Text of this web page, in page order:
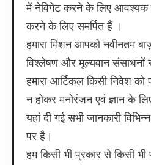
में नेविगेट करने के लिए आवश्यक
करने के लिए समर्पित हैं ।
हमारा मिशन आपको नवीनतम
विश्लेषण और मूल्यवान संसाधनों
हमारा आर्टिकल किसी निवेश को
न होकर मनोरंजन एवं ज्ञान के
यहां दी गई सभी जानकारी
पर है।
हम किसी भी प्रकार से किसी